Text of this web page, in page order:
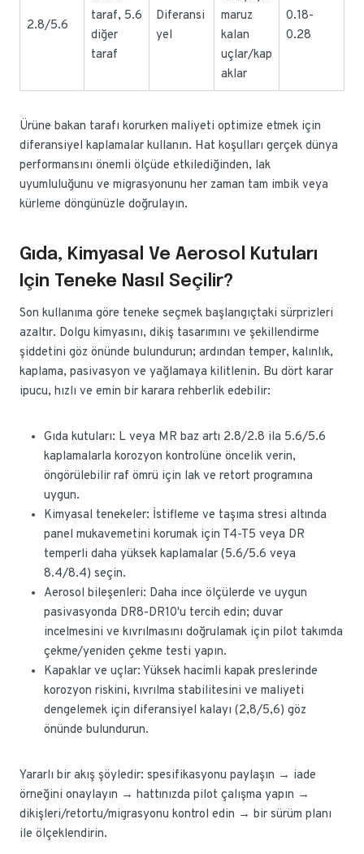
2.8/5.6
taraf, 5.6
diğer
taraf
Diferansi
yel
maruz
kalan
uçlar/kap
aklar
0.18-
0.28
Ürüne bakan tarafı korurken maliyeti optimize etmek için
diferansiyel kaplamalar kullanın. Hat koşulları gerçek dünya
performansını önemli ölçüde etkilediğinden, lak
uyumluluğunu ve migrasyonunu her zaman tam imbik veya
kürleme döngünüzle doğrulayın.
Gıda, Kimyasal Ve Aerosol Kutuları
Için Teneke Nasıl Seçilir?
Son kullanıma göre teneke seçmek başlangıçtaki sürprizleri
azaltır. Dolgu kimyasını, dikiş tasarımını ve şekillendirme
şiddetini göz önünde bulundurun; ardından temper, kalınlık,
kaplama, pasivasyon ve yağlamaya kilitlenin. Bu dört karar
ipucu, hızlı ve emin bir karara rehberlik edebilir:
Gıda kutuları: L veya MR baz artı 2.8/2.8 ila 5.6/5.6
kaplamalarla korozyon kontrolüne öncelik verin,
öngörülebilir raf ömrü için lak ve retort programına
uygun.
Kimyasal tenekeler: İstifleme ve taşıma stresi altında
panel mukavemetini korumak için T4-T5 veya DR
temperli daha yüksek kaplamalar (5.6/5.6 veya
8.4/8.4) seçin.
Aerosol bileşenleri: Daha ince ölçülerde ve uygun
pasivasyonda DR8-DR10'u tercih edin; duvar
incelmesini ve kıvrılmasını doğrulamak için pilot takımda
çekme/yeniden çekme testi yapın.
Kapaklar ve uçlar: Yüksek hacimli kapak preslerinde
korozyon riskini, kıvrılma stabilitesini ve maliyeti
dengelemek için diferansiyel kalayı (2,8/5,6) göz
önünde bulundurun.
Yararlı bir akış şöyledir: spesifikasyonu paylaşın → iade
örneğini onaylayın → hattınızda pilot çalışma yapın →
dikişleri/retortu/migrasyonu kontrol edin → bir sürüm planı
ile ölçeklendirin.